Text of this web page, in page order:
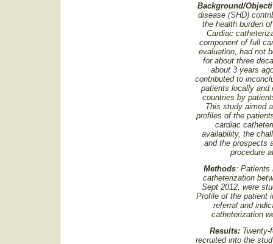
Background/
disease (SHD)
the health burden
Cardiac
component of full
evaluation, had not
for about three
about 3 years
contributed to
patients locally and
countries by
This study aimed
profiles of the
cardiac
availability, the
and the prospects
procedure
Methods: Patients
catheterization
Sept 2012, were
Profile of the patient
referral and
catheterization
Results:Twenty-
recruited into the